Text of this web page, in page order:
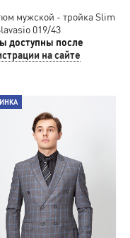
мужской - тройка Slim
019/43
доступны после
на сайте